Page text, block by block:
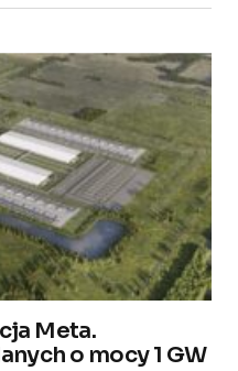
Meta.
o mocy 1 GW